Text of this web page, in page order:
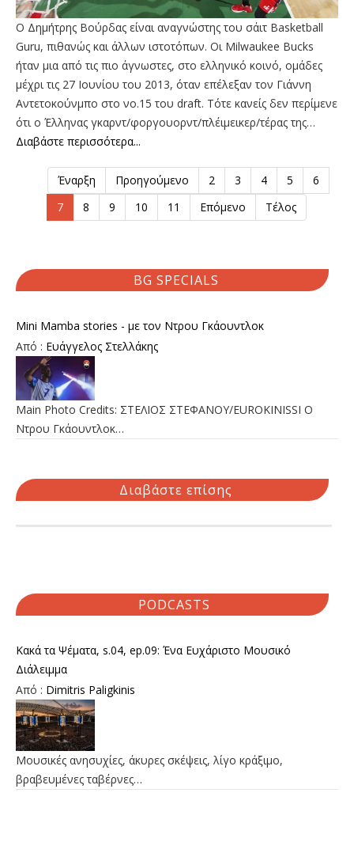
Ο Δημήτρης Βούρδας είναι αναγνώστης του σάιτ Basketball
Guru, πιθανώς και άλλων ιστοτόπων. Οι Milwaukee Bucks
ήταν μια από τις πιο άγνωστες, στο ελληνικό κοινό, ομάδες
μέχρι τις 27 Ιουνίου του 2013, όταν επέλεξαν τον Γιάννη
Αντετοκούνμπο στο νο.15 του draft. Τότε κανείς δεν περίμενε
ότι ο Έλληνας γκαρντ/φοργουορντ/πλέιμεικερ/τέρας της…
Διαβάστε περισσότερα...
Έναρξη Προηγούμενο 2 3 4 5
6
7
8 9 10 11 Επόμενο Τέλος
BG SPECIALS
Mini Mamba stories - με τον Ντρου Γκάουντλοκ
Από : Ευάγγελος Στελλάκης
Main Photo Credits: ΣΤΕΛΙΟΣ ΣΤΕΦΑΝΟΥ/EUROKINISSI Ο
Ντρου Γκάουντλοκ…
Διαβάστε επίσης
PODCASTS
Κακά τα Ψέματα, s.04, ep.09: Ένα Ευχάριστο Μουσικό
Διάλειμμα
Από : Dimitris Paligkinis
Μουσικές ανησυχίες, άκυρες σκέψεις, λίγο κράξιμο,
βραβευμένες ταβέρνες…